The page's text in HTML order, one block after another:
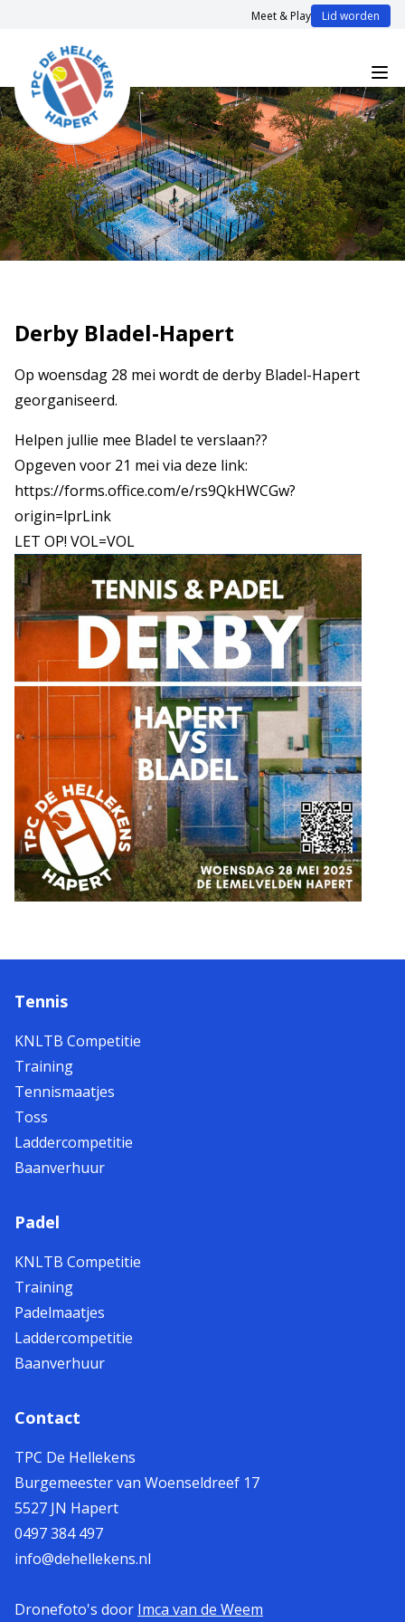
Meet & Play Lid worden
Derby Bladel-Hapert
Op woensdag 28 mei wordt de derby Bladel-Hapert
georganiseerd.
Helpen jullie mee Bladel te verslaan??
Opgeven voor 21 mei via deze link:
https://forms.office.com/e/rs9QkHWCGw?
origin=lprLink
LET OP! VOL=VOL
Tennis
KNLTB Competitie
Training
Tennismaatjes
Toss
Laddercompetitie
Baanverhuur
Padel
KNLTB Competitie
Training
Padelmaatjes
Laddercompetitie
Baanverhuur
Contact
TPC De Hellekens
Burgemeester van Woenseldreef 17
5527 JN Hapert
0497 384 497
info@dehellekens.nl
Dronefoto's door Imca van de Weem